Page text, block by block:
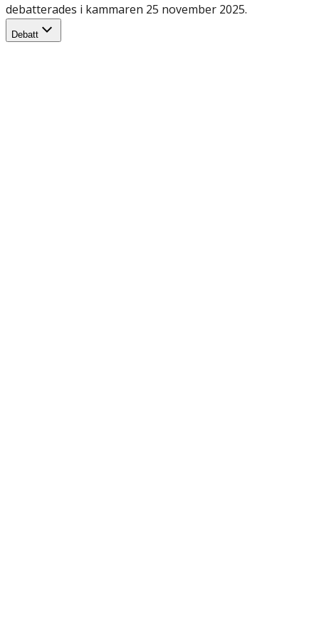
debatterades i kammaren 25 november 2025.
Debatt